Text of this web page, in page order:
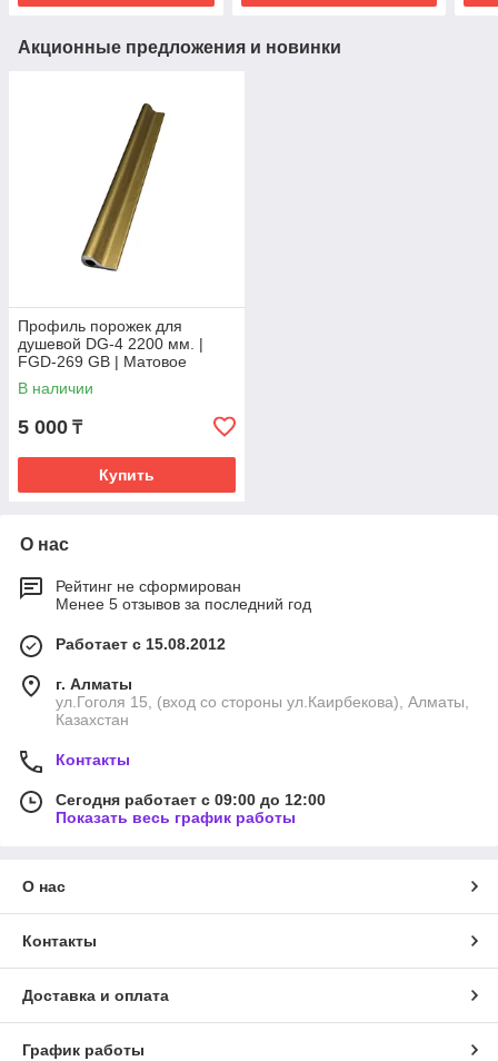
Акционные предложения и новинки
Профиль порожек для
душевой DG-4 2200 мм. |
FGD-269 GB | Матовое
золото
В наличии
5 000 ₸
Купить
О нас
Рейтинг не сформирован
Менее 5 отзывов за последний год
Работает с 15.08.2012
г. Алматы
ул.Гоголя 15, (вход со стороны ул.Каирбекова), Алматы,
Казахстан
Контакты
Сегодня работает с 09:00 до 12:00
Показать весь график работы
О нас
Контакты
Доставка и оплата
График работы